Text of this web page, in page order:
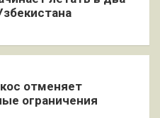
отменяет
ограничения